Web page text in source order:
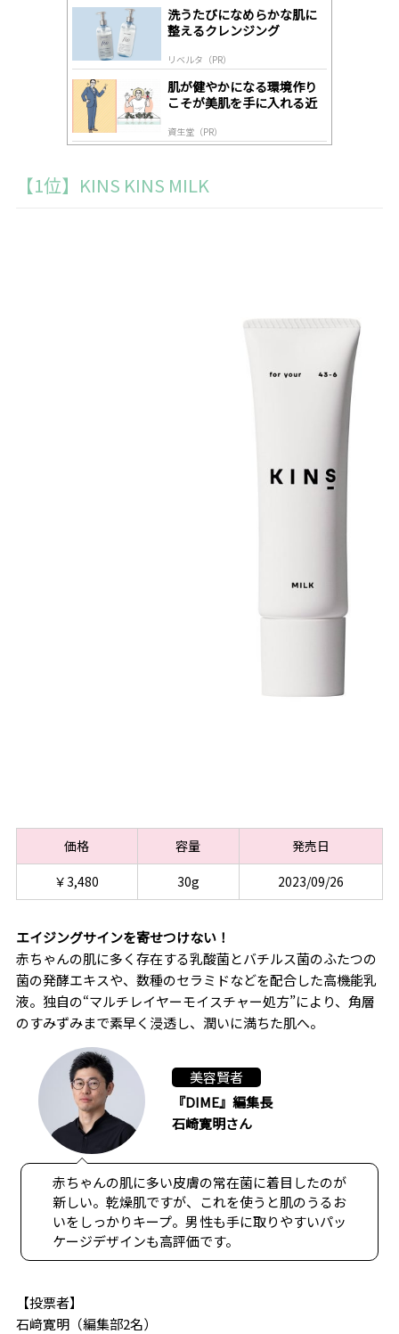
洗うたびになめらかな肌に
整えるクレンジング
リベルタ（PR）
肌が健やかになる環境作り
こそが美肌を手に入れる近
資生堂（PR）
【1位】KINS KINS MILK
価格 容量
発売日
￥3,480
30g 2023/09/26
エイジングサインを寄せつけない！
赤ちゃんの肌に多く存在する乳酸菌とバチルス菌のふたつの
菌の発酵エキスや、数種のセラミドなどを配合した高機能乳
液。独自の“マルチレイヤーモイスチャー処方”により、角層
のすみずみまで素早く浸透し、潤いに満ちた肌へ。
美容賢者
『DIME』編集長
石崎寛明さん
赤ちゃんの肌に多い皮膚の常在菌に着目したのが
新しい。乾燥肌ですが、これを使うと肌のうるお
いをしっかりキープ。男性も手に取りやすいパッ
ケージデザインも高評価です。
【投票者】
石﨑寛明（編集部2名）